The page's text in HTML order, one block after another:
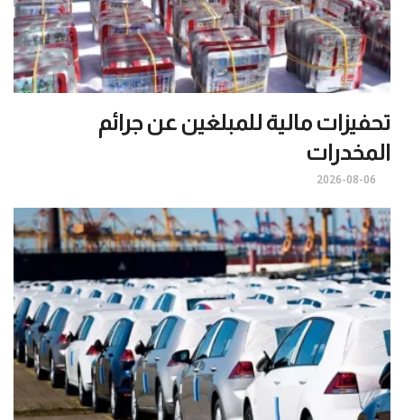
تحفيزات مالية للمبلغين عن جرائم
المخدرات
2026-08-06